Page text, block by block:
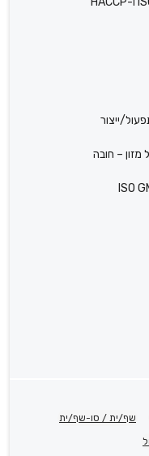
ייצור
– חובה
שף/ית / סו-שף/ית